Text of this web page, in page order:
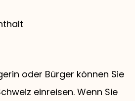
oder Bürger können Sie
einreisen. Wenn Sie